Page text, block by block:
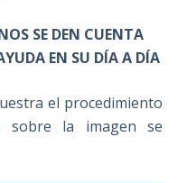
SE DEN CUENTA
EN SU DÍA A DÍA
el procedimiento
sobre la imagen se